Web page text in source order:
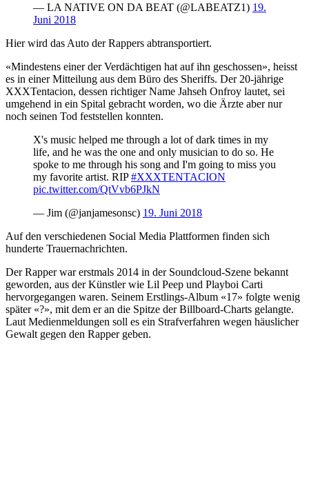
— LA NATIVE ON DA BEAT (@LABEATZ1) 19.
Juni 2018
Hier wird das Auto der Rappers abtransportiert.
«Mindestens einer der Verdächtigen hat auf ihn geschossen», heisst
es in einer Mitteilung aus dem Büro des Sheriffs. Der 20-jährige
XXXTentacion, dessen richtiger Name Jahseh Onfroy lautet, sei
umgehend in ein Spital gebracht worden, wo die Ärzte aber nur
noch seinen Tod feststellen konnten.
X's music helped me through a lot of dark times in my
life, and he was the one and only musician to do so. He
spoke to me through his song and I'm going to miss you
my favorite artist. RIP#XXXTENTACION
pic.twitter.com/QtVvb6PJkN
— Jim (@janjamesonsc) 19. Juni 2018
Auf den verschiedenen Social Media Plattformen finden sich
hunderte Trauernachrichten.
Der Rapper war erstmals 2014 in der Soundcloud-Szene bekannt
geworden, aus der Künstler wie Lil Peep und Playboi Carti
hervorgegangen waren. Seinem Erstlings-Album «17» folgte wenig
später «?», mit dem er an die Spitze der Billboard-Charts gelangte.
Laut Medienmeldungen soll es ein Strafverfahren wegen häuslicher
Gewalt gegen den Rapper geben.